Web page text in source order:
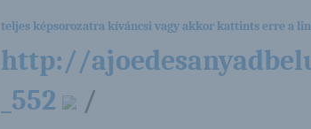
teljes képsorozatra kíváncsi vagy akkor kattints erre a
http://
_552
/